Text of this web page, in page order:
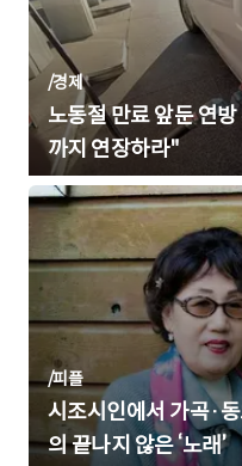
/경제
노동절 만료 앞둔 연
까지 연장하라"
/피플
시조시인에서 가곡·
의 끝나지 않은 ‘노래’